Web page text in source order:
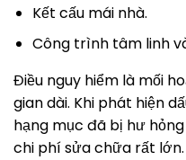
Kết cấu mái nhà.
Công trình tâm linh
Điều nguy hiểm là mối
gian dài. Khi phát hiện
hạng mục đã bị hư
chi phí sửa chữa rất lớn.